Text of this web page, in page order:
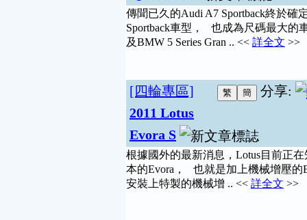
傳聞已久的Audi A7 Sportback終於確
Sportback車型， 也成為尺碼最大的
及BMW 5 Series Gran .. << 詳全文 >>
分享:
[四輪專區]
2011 Lotus
Evora S
根據國外的最新消息，Lotus目前正
本的Evora， 也就是加上機械增壓的
安裝上特製的機械增 .. << 詳全文 >>